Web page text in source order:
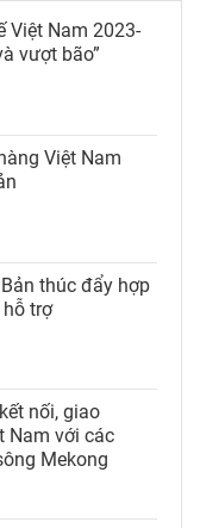
Việt Nam 2023-
vượt bão”
Việt Nam
thúc đẩy hợp
trợ
nối, giao
Nam với các
Mekong